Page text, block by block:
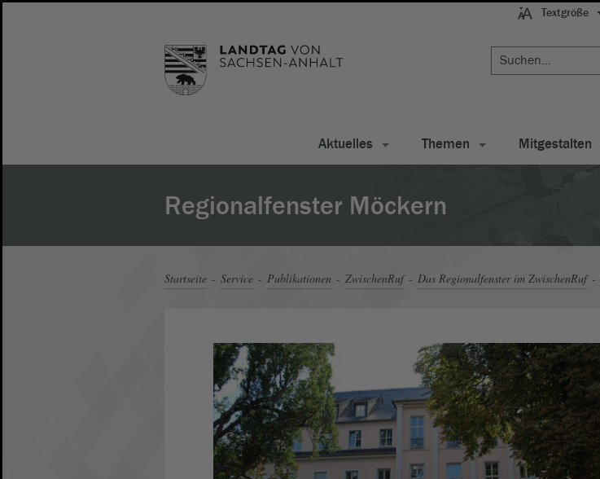
Textgröße
Aktuelles Themen Mitgestalten
Regionalfenster Möckern
Startseite Service Publikationen ZwischenRuf Das Regionalfenster im ZwischenRuf